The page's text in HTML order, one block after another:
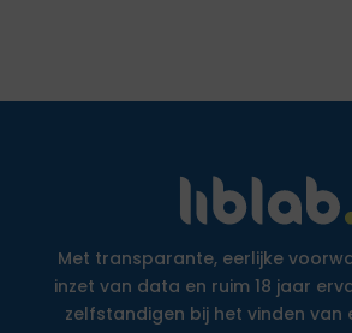
Met transparante, eerlijke
inzet van data en ruim 18 jaar
zelfstandigen bij het vinden van